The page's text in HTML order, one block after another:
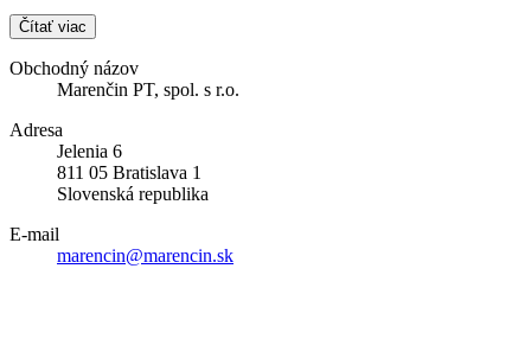
Čítať viac
Obchodný názov
Marenčin PT, spol. s r.o.
Adresa
Jelenia 6
811 05 Bratislava 1
Slovenská republika
E-mail
marencin@marencin.sk